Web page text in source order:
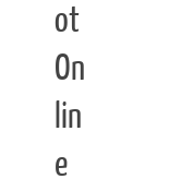
ot
On
lin
e